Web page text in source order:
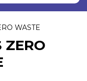
WASTE
ZERO